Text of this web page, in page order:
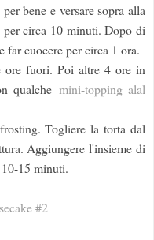
bene e versare sopra alla
per circa 10 minuti. Dopo di
far cuocere per circa 1 ora.
ore fuori. Poi altre 4 ore in
qualche mini-topping alal
Togliere la torta dal
Aggiungere l'insieme di
15 minuti.